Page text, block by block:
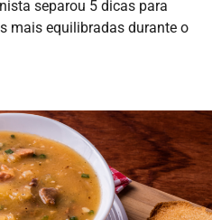
separou 5 dicas para
mais equilibradas durante o